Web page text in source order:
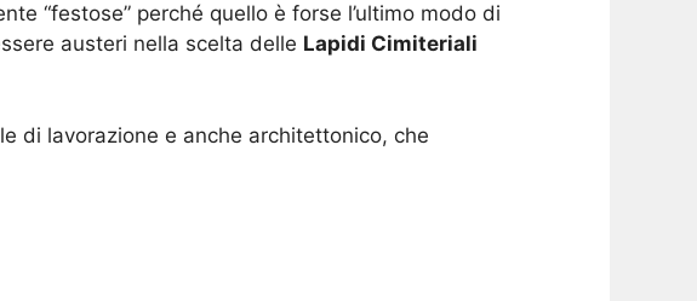
“festose” perché quello è forse l’ultimo modo di
austeri nella scelta delle Lapidi Cimiteriali
di lavorazione e anche architettonico, che